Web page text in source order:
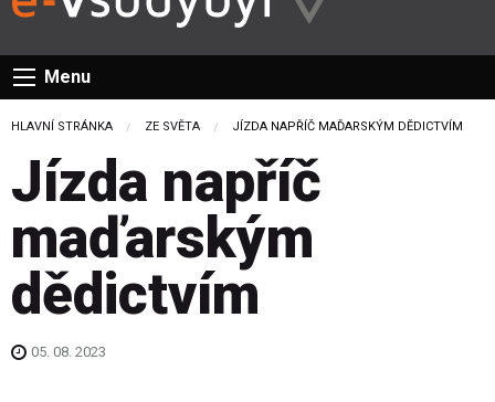
Menu
HLAVNÍ STRÁNKA ZE SVĚTA CURRENT:
JÍZDA NAPŘÍČ MAĎARSKÝM DĚDICTVÍM
Jízda napříč
maďarským
dědictvím
05. 08. 2023